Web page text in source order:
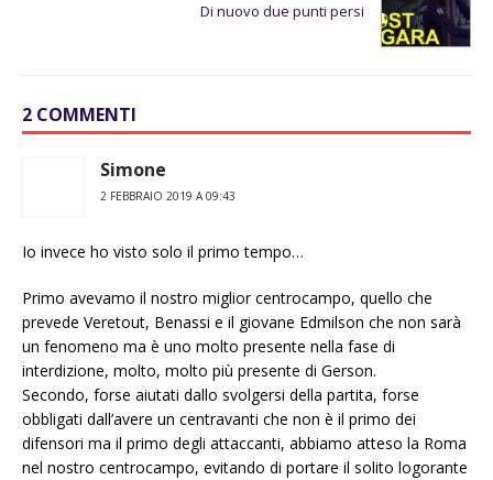
Di nuovo due punti persi
2 COMMENTI
Simone
2 FEBBRAIO 2019 A 09:43
Io invece ho visto solo il primo tempo…
Primo avevamo il nostro miglior centrocampo, quello che
prevede Veretout, Benassi e il giovane Edmilson che non sarà
un fenomeno ma è uno molto presente nella fase di
interdizione, molto, molto più presente di Gerson.
Secondo, forse aiutati dallo svolgersi della partita, forse
obbligati dall’avere un centravanti che non è il primo dei
difensori ma il primo degli attaccanti, abbiamo atteso la Roma
nel nostro centrocampo, evitando di portare il solito logorante